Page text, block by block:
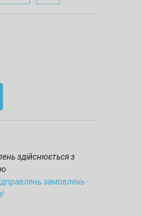
здійснюється з
замовлень -